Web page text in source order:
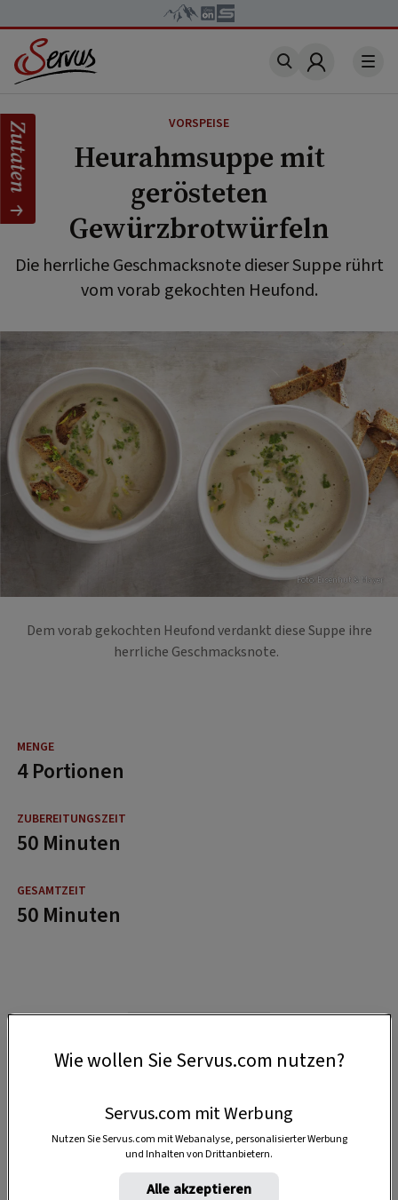
Account
VORSPEISE
Heurahmsuppe mit
gerösteten
Gewürzbrotwürfeln
Die herrliche Geschmacksnote dieser Suppe rührt
vom vorab gekochten Heufond.
Foto: Eisenhut & Mayer
Dem vorab gekochten Heufond verdankt diese Suppe ihre
herrliche Geschmacksnote.
4 Portionen
50 Minuten
50 Minuten
Zutaten
Wie wollen Sie Servus.com nutzen?
Servus.com mit Werbung
Nutzen Sie Servus.com mit Webanalyse, personalisierter Werbung
und Inhalten von Drittanbietern.
Alle akzeptieren